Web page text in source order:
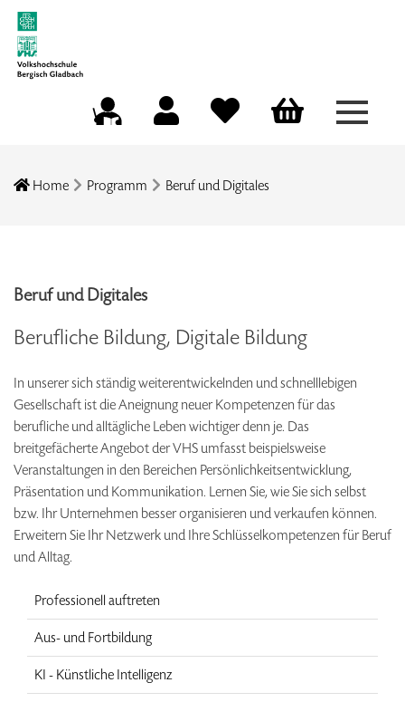
Menü
Home Programm Beruf und Digitales
Beruf und Digitales
Berufliche Bildung, Digitale Bildung
In unserer sich ständig weiterentwickelnden und schnelllebigen
Gesellschaft ist die Aneignung neuer Kompetenzen für das
berufliche und alltägliche Leben wichtiger denn je. Das
breitgefächerte Angebot der VHS umfasst beispielsweise
Veranstaltungen in den Bereichen Persönlichkeitsentwicklung,
Präsentation und Kommunikation. Lernen Sie, wie Sie sich selbst
bzw. Ihr Unternehmen besser organisieren und verkaufen können.
Erweitern Sie Ihr Netzwerk und Ihre Schlüsselkompetenzen für Beruf
und Alltag.
Professionell auftreten
Aus- und Fortbildung
KI - Künstliche Intelligenz